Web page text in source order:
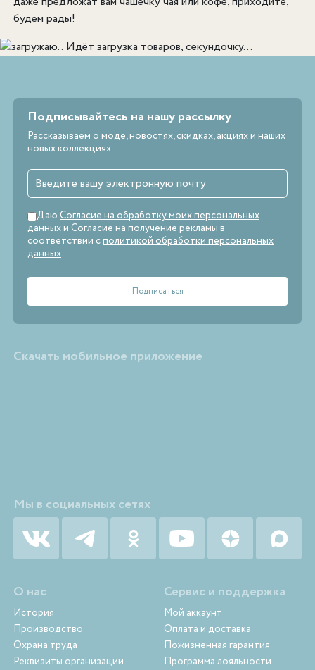
будем рады!
Идёт загрузка товаров, секундочку...
Подписывайтесь на нашу рассылку
Рассказываем о моде, новостях, скидках, акциях и наших
новых коллекциях.
Даю Согласие на обработку моих персональных
данныхи Согласие на получение рекламыв
соответствии сполитикой обработки персональных
данных.
Скачать мобильное приложение
Мы в социальных сетях
О нас
История
Производство
Охрана труда
Реквизиты организации
Сервис и поддержка
Мой аккаунт
Оплата и доставка
Пожизненная гарантия
Программа лояльности